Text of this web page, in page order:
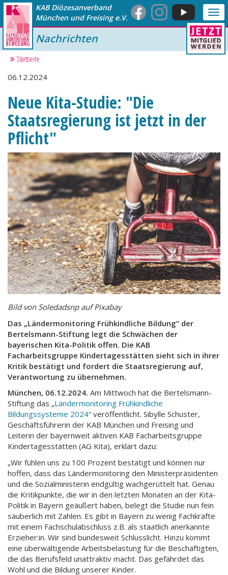
KAB Diözesanverband
München und Freising e.V.
Nachrichten
Startseite
06.12.2024
Neue Kita-Studie: "Die
Staatsregierung ist jetzt in der
Pflicht"
Bild von Soledadsnp auf Pixabay
Das „Ländermonitoring Frühkindliche Bildung“ der
Bertelsmann-Stiftung legt die Schwächen der
bayerischen Kita-Politik offen. Die KAB
Facharbeitsgruppe Kindertagesstätten sieht sich in ihrer
Kritik bestätigt und fordert die Staatsregierung auf,
Verantwortung zu übernehmen.
München, 06.12.2024. Am Mittwoch hat die Bertelsmann-
Stiftung das „Ländermonitoring Frühkindliche
Bildungssysteme 2024“ veröffentlicht. Sibylle Schuster,
Geschäftsführerin der KAB München und Freising und
Leiterin der bayernweit aktiven KAB Facharbeitsgruppe
Kindertagesstätten (AG Kita), erklärt dazu:
„Wir fühlen uns zu 100 Prozent bestätigt und können nur
hoffen, dass das Ländermonitoring den Ministerpräsidenten
und die Sozialministerin endgültig wachgerüttelt hat. Genau
die Kritikpunkte, die wir in den letzten Monaten an der Kita-
Politik in Bayern geäußert haben, belegt die Studie nun fein
säuberlich mit Zahlen. Es gibt in Bayern zu wenig Fachkräfte
mit einem Fachschulabschluss z.B. als staatlich anerkannte
Erzieher:in. Wir sind bundesweit Schlusslicht. Hinzu kommt
eine überwältigende Arbeitsbelastung für die Beschäftigten,
die das Berufsfeld unattraktiv macht. Das gefährdet das
Wohl und die Bildung unserer Kinder.